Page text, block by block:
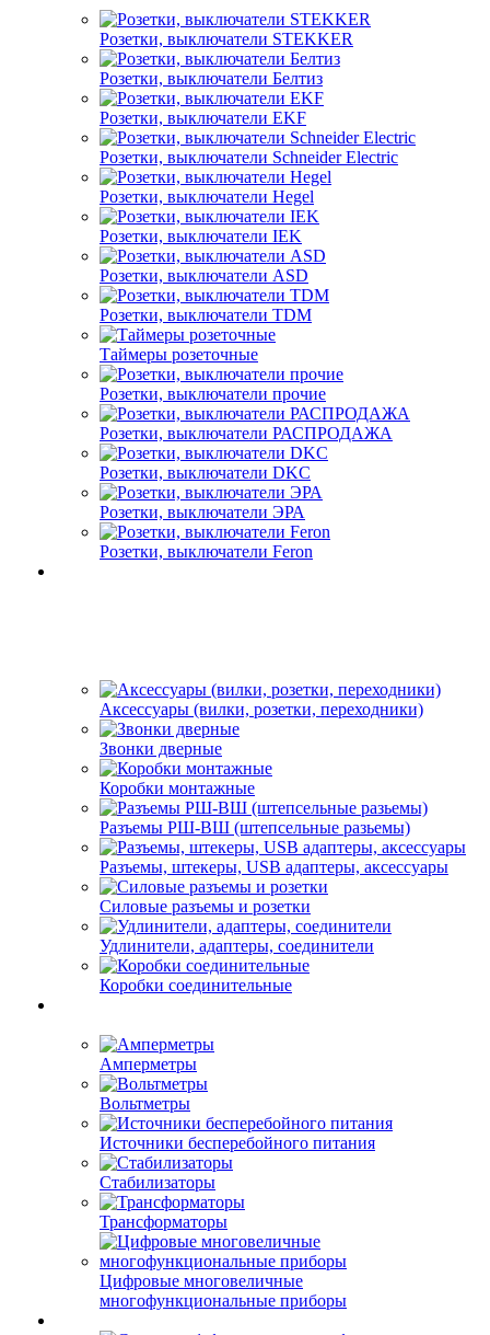
Розетки, выключатели STEKKER
Розетки, выключатели Белтиз
Розетки, выключатели EKF
Розетки, выключатели Schneider Electric
Розетки, выключатели Hegel
Розетки, выключатели IEK
Розетки, выключатели ASD
Розетки, выключатели TDM
Таймеры розеточные
Розетки, выключатели прочие
Розетки, выключатели РАСПРОДАЖА
Розетки, выключатели DKC
Розетки, выключатели ЭРА
Розетки, выключатели Feron
Аксессуары (вилки, розетки, переходники)
Звонки дверные
Коробки монтажные
Разъемы РШ-ВШ (штепсельные разьемы)
Разъемы, штекеры, USB адаптеры, аксессуары
Силовые разъемы и розетки
Удлинители, адаптеры, соединители
Коробки соединительные
Амперметры
Вольтметры
Источники бесперебойного питания
Стабилизаторы
Трансформаторы
Цифровые многовеличные
многофункциональные приборы